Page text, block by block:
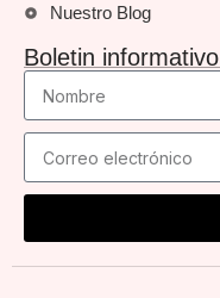
Nuestro Blog
Boletin informativo